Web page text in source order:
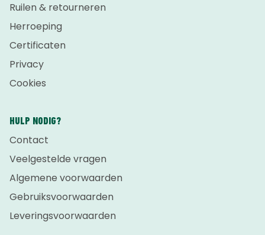
Ruilen & retourneren
Herroeping
Certificaten
Privacy
Cookies
HULP NODIG?
Contact
Veelgestelde vragen
Algemene voorwaarden
Gebruiksvoorwaarden
Leveringsvoorwaarden